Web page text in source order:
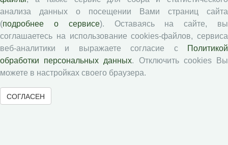
Экономические и социальные перемены
Проблемы развития территории
Вопросы территориального развития
Социальное пространство
Юный экономист
АгроЗооТехника
анализа данных о посещении Вами страниц сайта
(подробнее о сервисе). Оставаясь на сайте, вы
соглашаетесь на использование cookies-файлов, сервиса
веб-аналитики и выражаете согласие с
Политикой
обработки персональных данных. Отключить cookies Вы
можете в настройках своего браузера.
СОГЛАСЕН